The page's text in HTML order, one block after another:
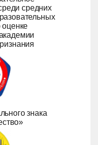
средних
оценке
знака